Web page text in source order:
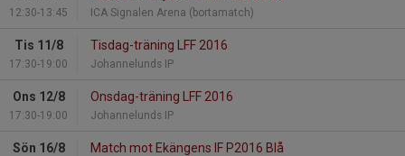
12:30-13:45 ICA Signalen Arena (bortamatch)
Tis 11/8
17:30-19:00
Tisdag-träning LFF 2016
Johannelunds IP
Ons 12/8
17:30-19:00
Onsdag-träning LFF 2016
Johannelunds IP
Sön 16/8 Match mot Ekängens IF P2016 Blå